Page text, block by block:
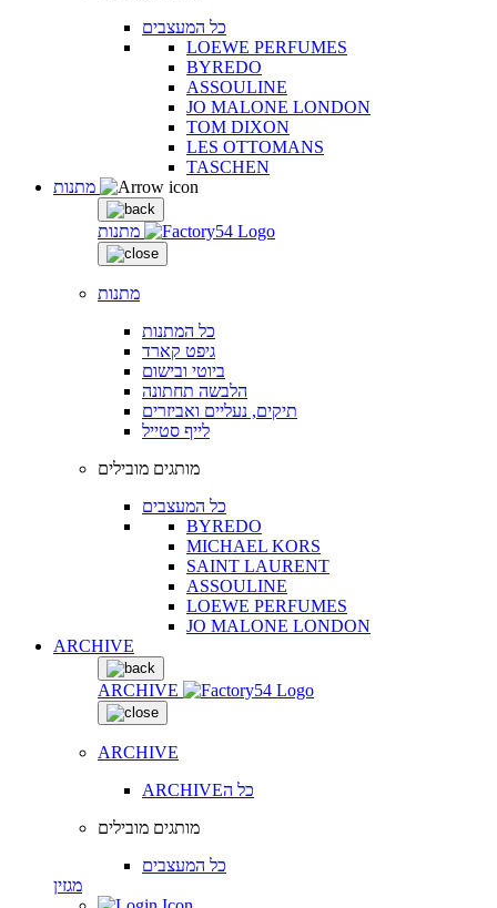
כל המעצבים
LOEWE PERFUMES
BYREDO
ASSOULINE
JO MALONE LONDON
TOM DIXON
LES OTTOMANS
TASCHEN
מתנות
מתנות
כל המתנות
גיפט קארד
ביוטי ובישום
הלבשה תחתונה
תיקים, נעליים ואביזרים
לייף סטייל
מותגים מובילים
כל המעצבים
BYREDO
MICHAEL KORS
SAINT LAURENT
ASSOULINE
LOEWE PERFUMES
JO MALONE LONDON
ARCHIVE
ARCHIVE
ARCHIVE
ARCHIVEכל ה
מותגים מובילים
כל המעצבים
מגזין